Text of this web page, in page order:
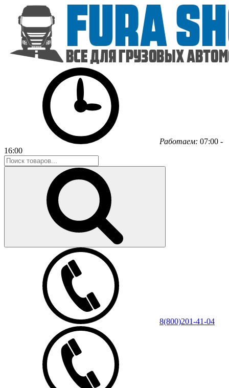
Работаем: 07:00 -
16:00
8(800)201-41-04